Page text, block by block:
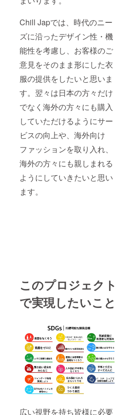
Chill Japでは、時代のニー
ズに沿ったデザイン性・機
能性を考慮し、お客様のご
意見をそのまま形にした衣
服の提供をしたいと思いま
す。翌々は日本の方々だけ
でなく海外の方々にも購入
していただけるようにサー
ビスの向上や、海外向け
ファッションを取り入れ、
海外の方々にも親しまれる
ようにしていきたいと思い
ます。
このプロジェクト
で実現したいこと
広い視野を持ち皆様に必要